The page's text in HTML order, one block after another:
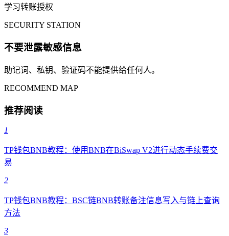
学习转账授权
SECURITY STATION
不要泄露敏感信息
助记词、私钥、验证码不能提供给任何人。
RECOMMEND MAP
推荐阅读
1
TP钱包BNB教程：使用BNB在BiSwap V2进行动态手续费交
易
2
TP钱包BNB教程：BSC链BNB转账备注信息写入与链上查询
方法
3